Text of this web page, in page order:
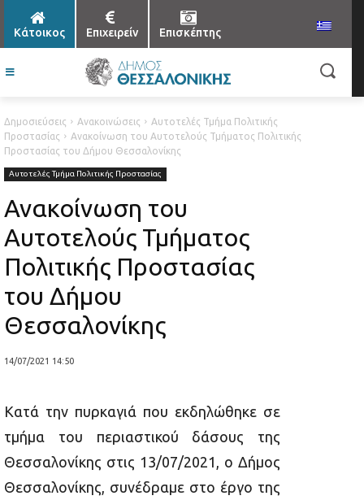
Κάτοικος Επιχειρείν Επισκέπτης
Δημοσιεύσεις Ανακοινώσεις
Αυτοτελές Τμήμα Πολιτικής
Προστασίας
Ανακοίνωση του Αυτοτελούς Τμήματος Πολιτικής
Προστασίας του Δήμου Θεσσαλονίκης
Αυτοτελές Τμήμα Πολιτικής Προστασίας
Ανακοίνωση του
Αυτοτελούς Τμήματος
Πολιτικής Προστασίας
του Δήμου
Θεσσαλονίκης
14/07/2021 14:50
Κατά την πυρκαγιά που εκδηλώθηκε σε
τμήμα του περιαστικού δάσους της
Θεσσαλονίκης στις 13/07/2021, ο Δήμος
Θεσσαλονίκης, συνέδραμε στο έργο της